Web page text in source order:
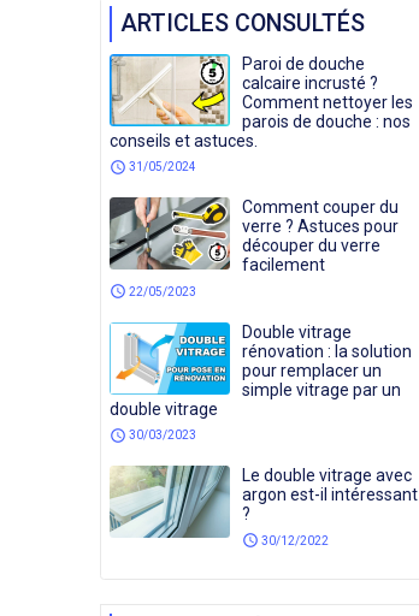
ARTICLES CONSULTÉS
Paroi de douche
calcaire incrusté ?
Comment nettoyer les
parois de douche : nos
conseils et astuces.
schedule 31/05/2024
Comment couper du
verre ? Astuces pour
découper du verre
facilement
schedule 22/05/2023
Double vitrage
rénovation : la solution
pour remplacer un
simple vitrage par un
double vitrage
schedule 30/03/2023
Le double vitrage avec
argon est-il intéressant
?
schedule 30/12/2022